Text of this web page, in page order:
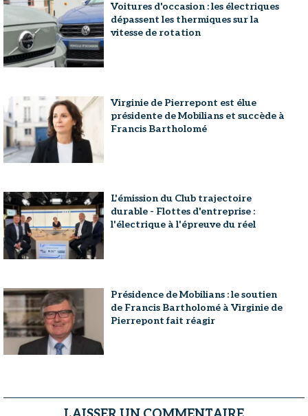
Voitures d'occasion : les électriques
dépassent les thermiques sur la
vitesse de rotation
Virginie de Pierrepont est élue
présidente de Mobilians et succède à
Francis Bartholomé
L'émission du Club trajectoire
durable - Flottes d'entreprise :
l'électrique à l'épreuve du réel
Présidence de Mobilians : le soutien
de Francis Bartholomé à Virginie de
Pierrepont fait réagir